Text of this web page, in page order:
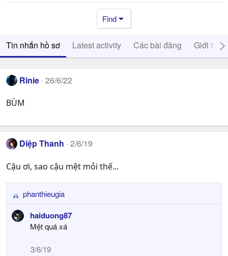
Find
Tin nhắn hồ sơ Latest activity Các bài đăng Giới thiệu
Rinie 26/6/22
BÙM
Diệp Thanh 2/6/19
Cậu ơi, sao cậu mệt mỏi thế...
R
e
a
phanthieugia
haiduong87
Mệt quá xá
3/6/19